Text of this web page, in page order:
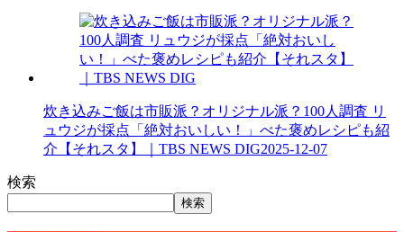
炊き込みご飯は市販派？オリジナル派？100人調査 リ
ュウジが採点「絶対おいしい！」べた褒めレシピも紹
介【それスタ】｜TBS NEWS DIG2025-12-07
検索
検索